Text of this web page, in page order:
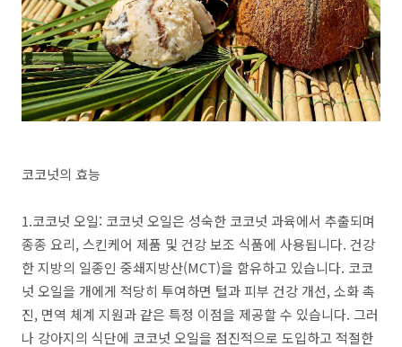
코코넛의 효능
1.코코넛 오일: 코코넛 오일은 성숙한 코코넛 과육에서 추출되며
종종 요리, 스킨케어 제품 및 건강 보조 식품에 사용됩니다. 건강
한 지방의 일종인 중쇄지방산(MCT)을 함유하고 있습니다. 코코
넛 오일을 개에게 적당히 투여하면 털과 피부 건강 개선, 소화 촉
진, 면역 체계 지원과 같은 특정 이점을 제공할 수 있습니다. 그러
나 강아지의 식단에 코코넛 오일을 점진적으로 도입하고 적절한